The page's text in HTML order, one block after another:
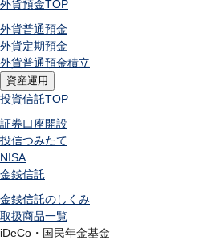
外貨預金TOP
外貨普通預金
外貨定期預金
外貨普通預金積立
資産運用
投資信託TOP
証券口座開設
投信つみたて
NISA
金銭信託
金銭信託のしくみ
取扱商品一覧
iDeCo・国民年金基金